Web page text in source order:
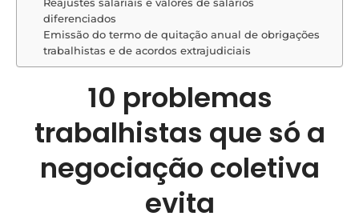
Reajustes salariais e valores de salários
diferenciados
Emissão do termo de quitação anual de obrigações
trabalhistas e de acordos extrajudiciais
10 problemas
trabalhistas que só a
negociação coletiva
evita